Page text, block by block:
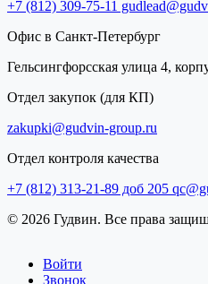
+7 (812) 309-75-11
Офис в Санкт-Петербург
Гельсингфорсская улица 4,
Отдел закупок (для КП)
zakupki@gudvin-group.ru
Отдел контроля качества
+7 (812) 313-21-89 доб 205
© 2026 Гудвин. Все права
Войти
Звонок